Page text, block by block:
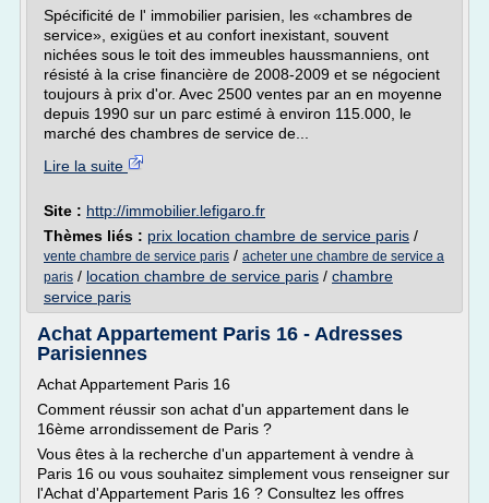
Spécificité de l' immobilier parisien, les «chambres de
service», exigües et au confort inexistant, souvent
nichées sous le toit des immeubles haussmanniens, ont
résisté à la crise financière de 2008-2009 et se négocient
toujours à prix d'or. Avec 2500 ventes par an en moyenne
depuis 1990 sur un parc estimé à environ 115.000, le
marché des chambres de service de...
Lire la suite
Site : http://immobilier.lefigaro.fr
Thèmes liés : prix location chambre de service paris /
vente chambre de service paris / acheter une chambre de service a
paris / location chambre de service paris / chambre
service paris
Achat Appartement Paris 16 - Adresses
Parisiennes
Achat Appartement Paris 16
Comment réussir son achat d'un appartement dans le
16ème arrondissement de Paris ?
Vous êtes à la recherche d'un appartement à vendre à
Paris 16 ou vous souhaitez simplement vous renseigner sur
l'Achat d'Appartement Paris 16 ? Consultez les offres